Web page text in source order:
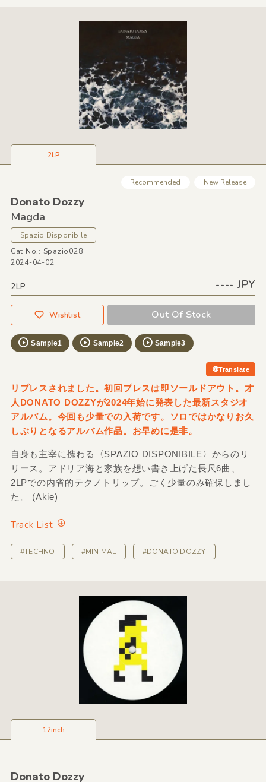
2LP
Recommended New Release
Donato Dozzy
Magda
Spazio Disponibile
Cat No.: Spazio028
2024-04-02
2LP ---- JPY
Wishlist Out Of Stock
Sample1 Sample2 Sample3
Translate
リプレスされました。初回プレスは即ソールドアウト。才
人DONATO DOZZYが2024年始に発表した最新スタジオ
アルバム。今回も少量での入荷です。ソロではかなりお久
しぶりとなるアルバム作品。お早めに是非。
自身も主宰に携わる〈SPAZIO DISPONIBILE〉からのリ
リース。アドリア海と家族を想い書き上げた長尺6曲、
2LPでの内省的テクノトリップ。ごく少量のみ確保しまし
た。 (Akie)
Track List
#TECHNO #MINIMAL #DONATO DOZZY
12inch
Donato Dozzy